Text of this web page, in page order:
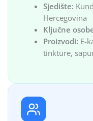
Sjedište:
Hercegovina
Ključne
Proizvodi: E-
tinkture,